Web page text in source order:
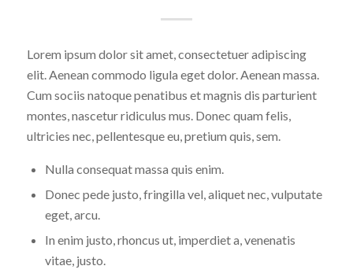
Lorem ipsum dolor sit amet, consectetuer adipiscing
elit. Aenean commodo ligula eget dolor. Aenean massa.
Cum sociis natoque penatibus et magnis dis parturient
montes, nascetur ridiculus mus. Donec quam felis,
ultricies nec, pellentesque eu, pretium quis, sem.
Nulla consequat massa quis enim.
Donec pede justo, fringilla vel, aliquet nec, vulputate
eget, arcu.
In enim justo, rhoncus ut, imperdiet a, venenatis
vitae, justo.